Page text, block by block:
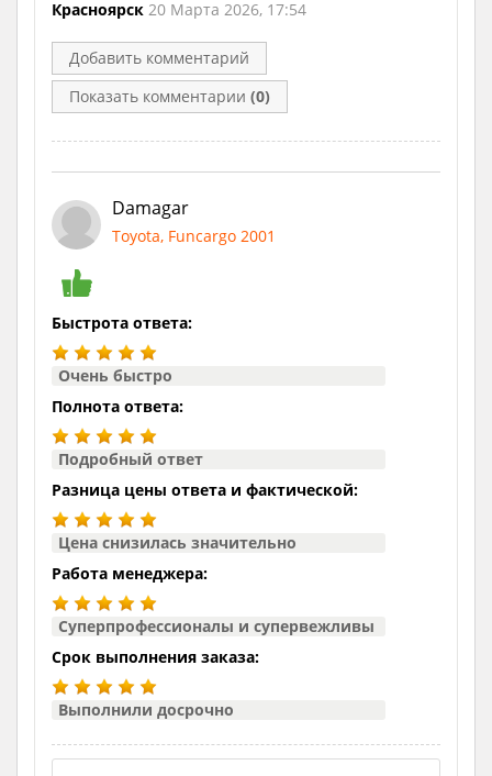
Красноярск 20 Марта 2026, 17:54
Добавить комментарий
Показать комментарии (0)
Damagar
Toyota, Funcargo 2001
Быстрота ответа:
Очень быстро
Полнота ответа:
Подробный ответ
Разница цены ответа и фактической:
Цена снизилась значительно
Работа менеджера:
Суперпрофессионалы и супервежливы
Срок выполнения заказа:
Выполнили досрочно